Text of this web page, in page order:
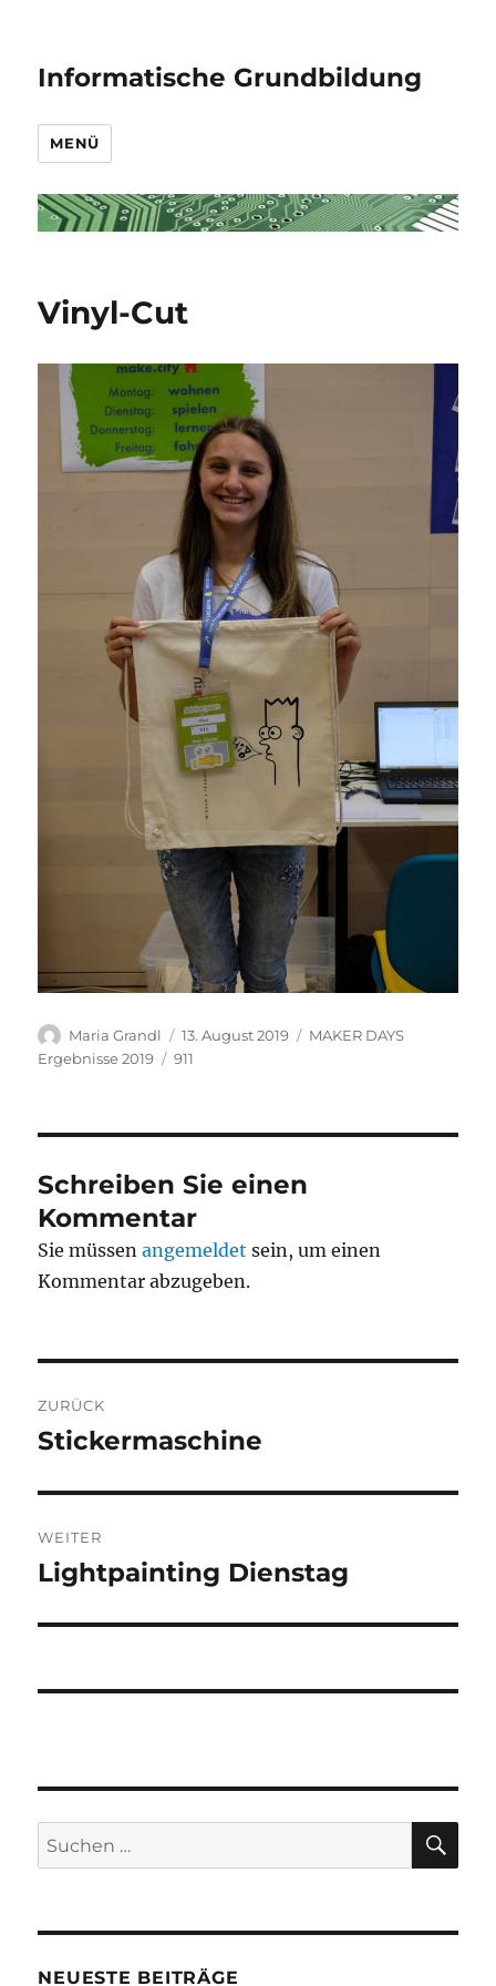
Informatische Grundbildung
MENÜ
Vinyl-Cut
Autor
Maria Grandl
Veröffentlicht
am
13. August 2019 Kategorien
MAKER DAYS
Ergebnisse 2019
Schlagwörter
911
Schreiben Sie einen
Kommentar
Sie müssenangemeldet sein, um einen
Kommentar abzugeben.
ZURÜCK
Vorheriger
Stickermaschine
WEITER
Nächster
Lightpainting Dienstag
Suchen
nach:
NEUESTE BEITRÄGE